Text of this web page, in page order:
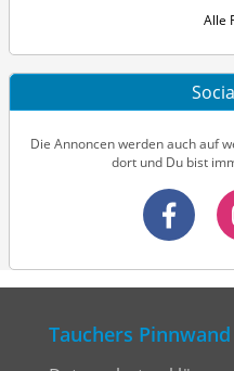
Alle
Die Annoncen werden auch auf
dort und Du bist
Tauchers Pinnwand